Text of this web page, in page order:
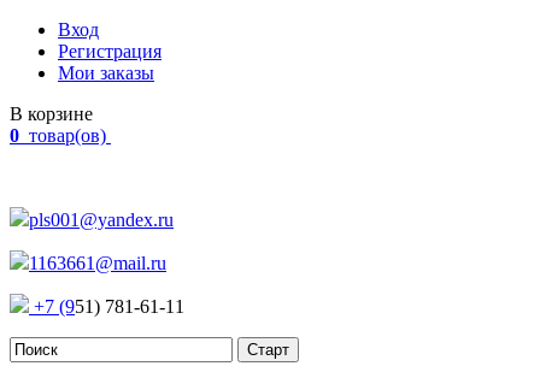
Вход
Регистрация
Мои заказы
В корзине
0 товар(ов)
pls001@yandex.ru
1163661@mail.ru
+7 (951) 781-61-11